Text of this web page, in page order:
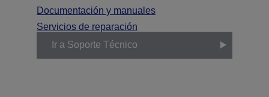
Documentación y manuales
Servicios de reparación
Ir a Soporte Técnico